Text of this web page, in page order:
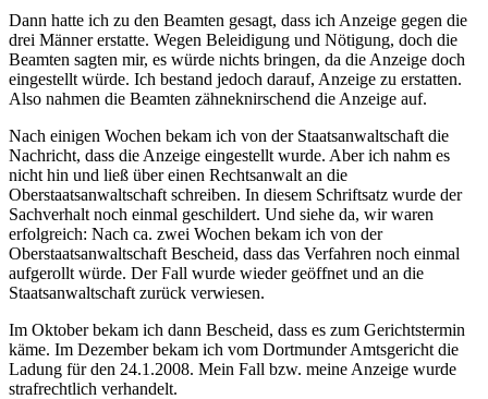
Dann hatte ich zu den Beamten gesagt, dass ich Anzeige gegen die
drei Männer erstatte. Wegen Beleidigung und Nötigung, doch die
Beamten sagten mir, es würde nichts bringen, da die Anzeige doch
eingestellt würde. Ich bestand jedoch darauf, Anzeige zu erstatten.
Also nahmen die Beamten zähneknirschend die Anzeige auf.
Nach einigen Wochen bekam ich von der Staatsanwaltschaft die
Nachricht, dass die Anzeige eingestellt wurde. Aber ich nahm es
nicht hin und ließ über einen Rechtsanwalt an die
Oberstaatsanwaltschaft schreiben. In diesem Schriftsatz wurde der
Sachverhalt noch einmal geschildert. Und siehe da, wir waren
erfolgreich: Nach ca. zwei Wochen bekam ich von der
Oberstaatsanwaltschaft Bescheid, dass das Verfahren noch einmal
aufgerollt würde. Der Fall wurde wieder geöffnet und an die
Staatsanwaltschaft zurück verwiesen.
Im Oktober bekam ich dann Bescheid, dass es zum Gerichtstermin
käme. Im Dezember bekam ich vom Dortmunder Amtsgericht die
Ladung für den 24.1.2008. Mein Fall bzw. meine Anzeige wurde
strafrechtlich verhandelt.